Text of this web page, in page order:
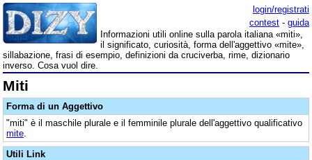
login/registrati
contest - guida
Informazioni utili online sulla parola italiana «miti»,
il significato, curiosità, forma dell'aggettivo «mite»,
sillabazione, frasi di esempio, definizioni da cruciverba, rime, dizionario
inverso. Cosa vuol dire.
Miti
Forma di un Aggettivo
"miti" è il maschile plurale e il femminile plurale dell'aggettivo qualificativo
mite
Utili Link